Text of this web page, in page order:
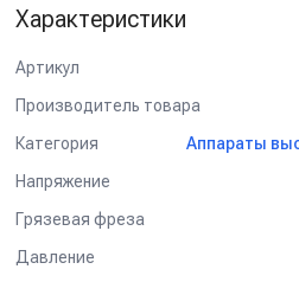
Низкое напряжение 24В
применить дистанционное
Комплект поставки:
поставляется без аксессуаров
Характеристики
Артикул
Производитель товара
Категория
Аппараты
Напряжение
Грязевая фреза
Давление